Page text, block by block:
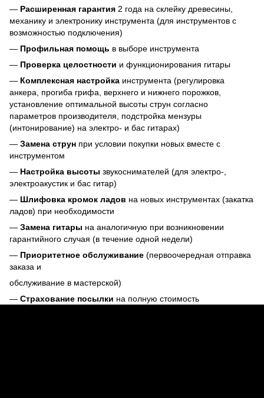
— Расширенная гарантия 2 года на склейку древесины,
механику и электронику инструмента (для инструментов с
возможностью подключения)
— Профильная помощь в выборе инструмента
— Проверка целостности и функционирования гитары
— Комплексная настройка инструмента (регулировка
анкера, прогиба грифа, верхнего и нижнего порожков,
установление оптимальной высоты струн согласно
параметров производителя, подстройка мензуры
(интонирование) на электро- и бас гитарах)
— Замена струн при условии покупки новых вместе с
инструментом
— Настройка высоты звукоснимателей (для электро-,
электроакустик и бас гитар)
— Шлифовка кромок ладов на новых инструментах (закатка
ладов) при необходимости
— Замена гитары на аналогичную при возникновении
гарантийного случая (в течение одной недели)
— Приоритетное обслуживание (первоочередная отправка
заказа и
обслуживание в мастерской)
— Страхование посылки на полную стоимость